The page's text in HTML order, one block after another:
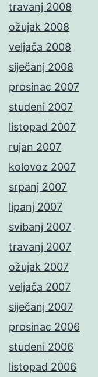
travanj 2008
ožujak 2008
veljača 2008
siječanj 2008
prosinac 2007
studeni 2007
listopad 2007
rujan 2007
kolovoz 2007
srpanj 2007
lipanj 2007
svibanj 2007
travanj 2007
ožujak 2007
veljača 2007
siječanj 2007
prosinac 2006
studeni 2006
listopad 2006